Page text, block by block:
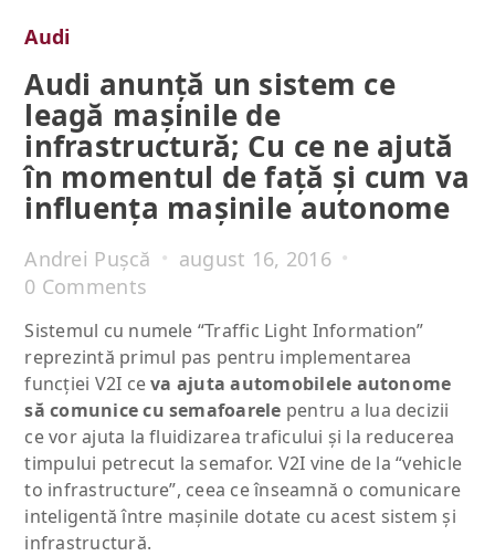
Audi
Audi anunță un sistem ce
leagă mașinile de
infrastructură; Cu ce ne ajută
în momentul de față și cum va
influența mașinile autonome
Andrei Pușcă
august 16, 2016
0 Comments
Sistemul cu numele “Traffic Light Information”
reprezintă primul pas pentru implementarea
funcţiei V2I ceva ajuta automobilele autonome
să comunice cu semafoarele pentru a lua decizii
ce vor ajuta la fluidizarea traficului şi la reducerea
timpului petrecut la semafor. V2I vine de la “vehicle
to infrastructure”, ceea ce înseamnă o comunicare
inteligentă între maşinile dotate cu acest sistem şi
infrastructură.